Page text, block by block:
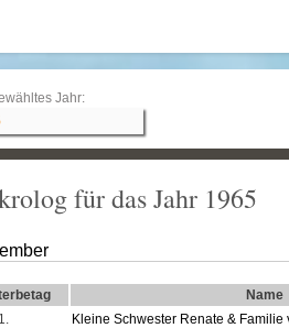
Jahr:
für das Jahr 1965
Name
Kleine Schwester Renate & Familie